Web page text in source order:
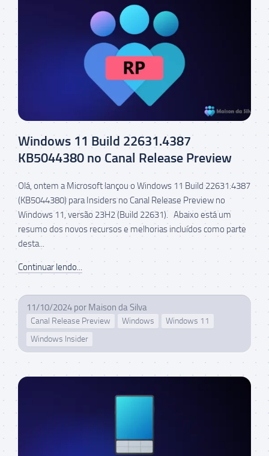
Windows 11 Build 22631.4387
KB5044380 no Canal Release Preview
Olá, ontem a Microsoft lançou o Windows 11 Build 22631.4387
(KB5044380) para Insiders no Canal Release Preview no
Windows 11, versão 23H2 (Build 22631). Abaixo está um
resumo dos novos recursos e melhorias incluídos como parte
desta...
Continuar lendo...
11/10/2024 por Maison da Silva
Canal Release Preview Windows
Windows 11
Windows Insider